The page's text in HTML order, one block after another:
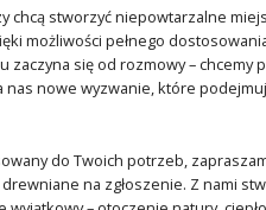
chcą stworzyć niepowtarzalne
możliwości pełnego
się od rozmowy –
nowe wyzwanie, które
do Twoich potrzeb,
na zgłoszenie. Z nami